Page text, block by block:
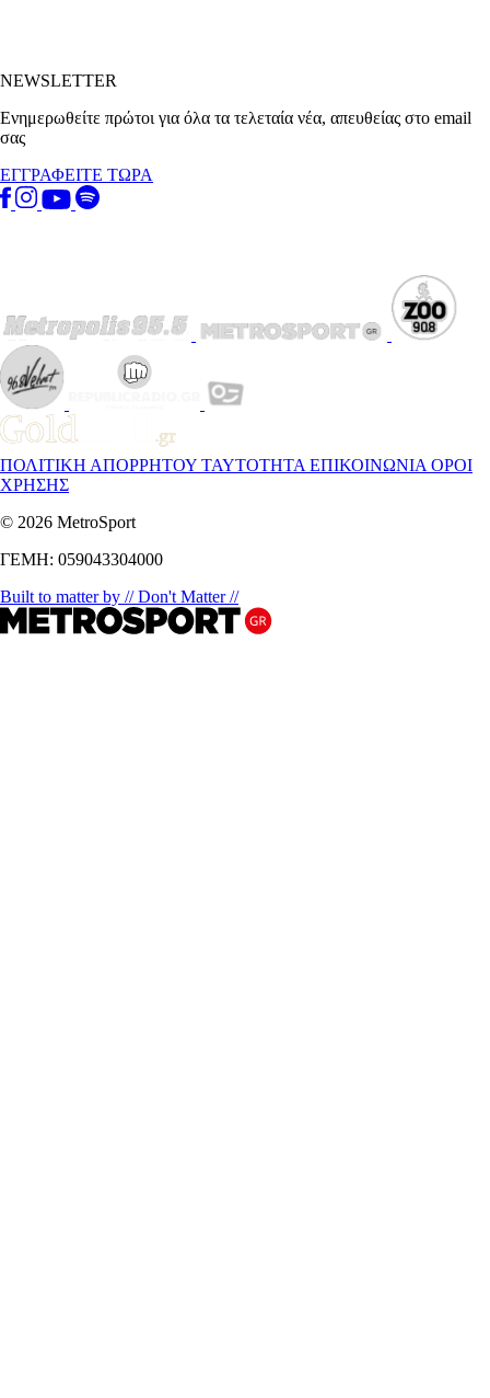
NEWSLETTER
Ενημερωθείτε πρώτοι για όλα τα τελεταία νέα, απευθείας στο email
σας
ΕΓΓΡΑΦΕΙΤΕ ΤΩΡΑ
ΠΟΛΙΤΙΚΗ ΑΠΟΡΡΗΤΟΥ ΤΑΥΤΟΤΗΤΑ ΕΠΙΚΟΙΝΩΝΙΑ ΟΡΟΙ
ΧΡΗΣΗΣ
© 2026 MetroSport
ΓΕΜΗ: 059043304000
Built to matter by // Don't Matter //